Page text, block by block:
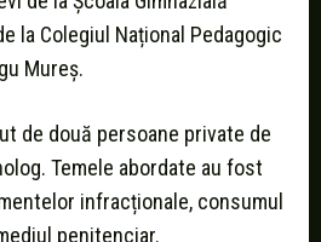
la Colegiul Național Pedagogic
Mureș.
de două persoane private de
Temele abordate au fost
infracționale, consumul
penitenciar.